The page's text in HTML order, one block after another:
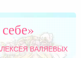
ВАЛЯЕВЫХ